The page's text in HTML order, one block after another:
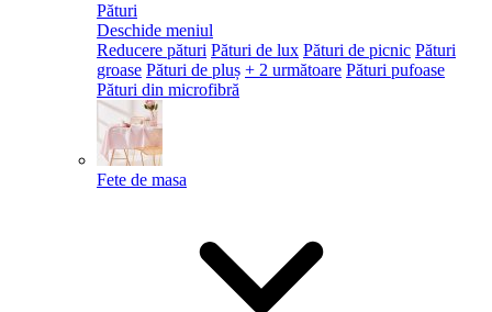
Pături
Deschide meniul
Reducere pături Pături de lux Pături de picnic Pături
groase Pături de pluș + 2 următoare Pături pufoase
Pături din microfibră
Fete de masa